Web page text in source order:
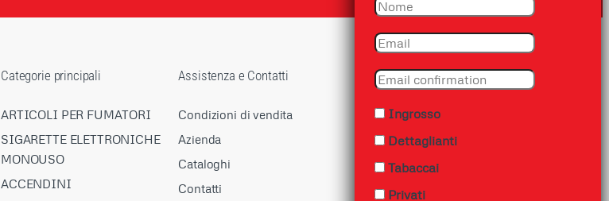
Categorie principali
ARTICOLI PER FUMATORI
SIGARETTE ELETTRONICHE
MONOUSO
ACCENDINI
Assistenza e Contatti
Condizioni di vendita
Azienda
Cataloghi
Contatti
Ingrosso
Dettaglianti
Tabaccai
Privati